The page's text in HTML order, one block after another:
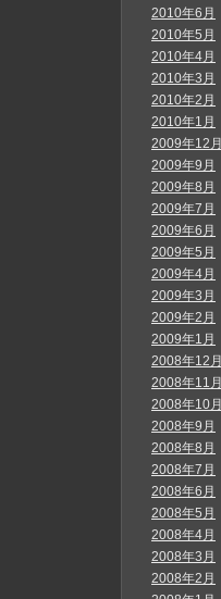
2010年6月
2010年5月
2010年4月
2010年3月
2010年2月
2010年1月
2009年12月
2009年9月
2009年8月
2009年7月
2009年6月
2009年5月
2009年4月
2009年3月
2009年2月
2009年1月
2008年12月
2008年11月
2008年10月
2008年9月
2008年8月
2008年7月
2008年6月
2008年5月
2008年4月
2008年3月
2008年2月